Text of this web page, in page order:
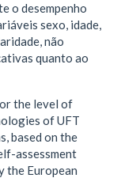
o desempenho
sexo, idade,
não
quanto ao
the level of
of UFT
based on the
assessment
the European